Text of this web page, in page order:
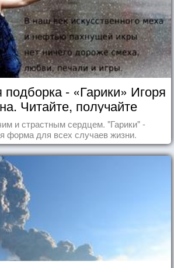
- «Гарики» Игоря
Читайте, получайте
удовольствие!
и страстным сердцем. "Гарики" -
форма для всех случаев жизни.